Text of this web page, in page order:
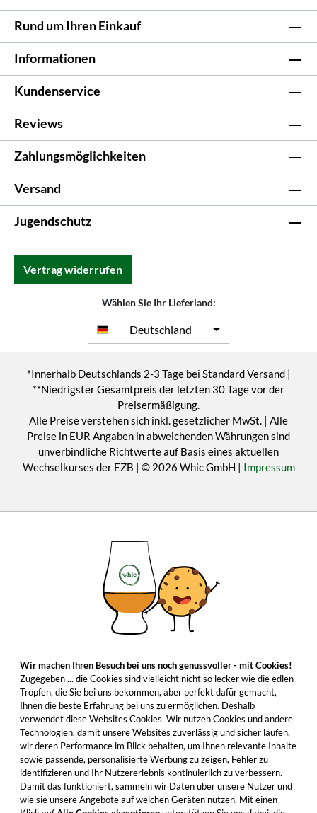
Rund um Ihren Einkauf
Informationen
Kundenservice
Reviews
Zahlungsmöglichkeiten
Versand
Jugendschutz
Vertrag widerrufen
Wählen Sie Ihr Lieferland:
Deutschland
*Innerhalb Deutschlands 2-3 Tage bei Standard Versand |
**Niedrigster Gesamtpreis der letzten 30 Tage vor der
Preisermäßigung.
Alle Preise verstehen sich inkl. gesetzlicher MwSt. | Alle
Preise in EUR Angaben in abweichenden Währungen sind
unverbindliche Richtwerte auf Basis eines aktuellen
Wechselkurses der EZB | © 2026 Whic GmbH | Impressum
Wir machen Ihren Besuch bei uns noch genussvoller - mit Cookies!
Zugegeben ... die Cookies sind vielleicht nicht so lecker wie die edlen
Tropfen, die Sie bei uns bekommen, aber perfekt dafür gemacht,
Ihnen die beste Erfahrung bei uns zu ermöglichen. Deshalb
verwendet diese Websites Cookies. Wir nutzen Cookies und andere
Technologien, damit unsere Websites zuverlässig und sicher laufen,
wir deren Performance im Blick behalten, um Ihnen relevante Inhalte
sowie passende, personalisierte Werbung zu zeigen, Fehler zu
identifizieren und Ihr Nutzererlebnis kontinuierlich zu verbessern.
Damit das funktioniert, sammeln wir Daten über unsere Nutzer und
wie sie unsere Angebote auf welchen Geräten nutzen. Mit einen